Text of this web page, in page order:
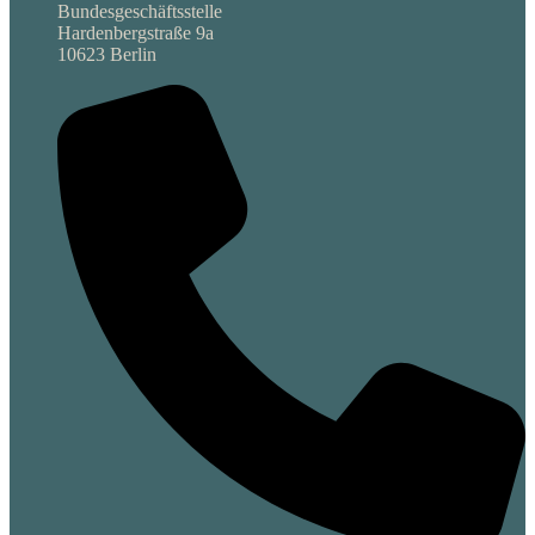
Bundesgeschäftsstelle
Hardenbergstraße 9a
10623 Berlin